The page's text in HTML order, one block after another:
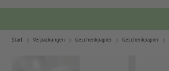
Start Verpackungen Geschenkpapier Geschenkpapier